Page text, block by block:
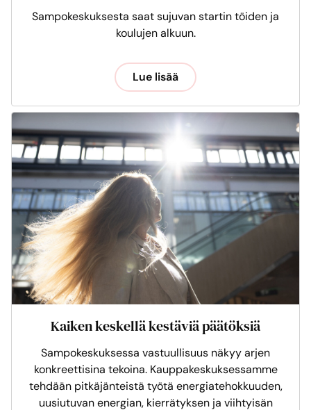
Sampokeskuksesta saat sujuvan startin töiden ja
koulujen alkuun.
Lue lisää
Kaiken keskellä kestäviä päätöksiä
Sampokeskuksessa vastuullisuus näkyy arjen
konkreettisina tekoina. Kauppakeskuksessamme
tehdään pitkäjänteistä työtä energiatehokkuuden,
uusiutuvan energian, kierrätyksen ja viihtyisän